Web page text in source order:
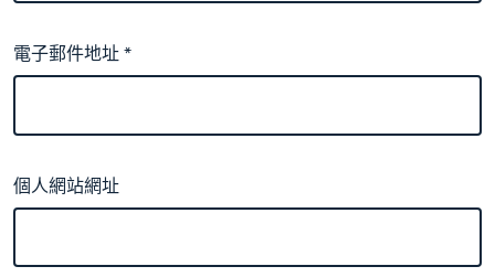
電子郵件地址*
個人網站網址